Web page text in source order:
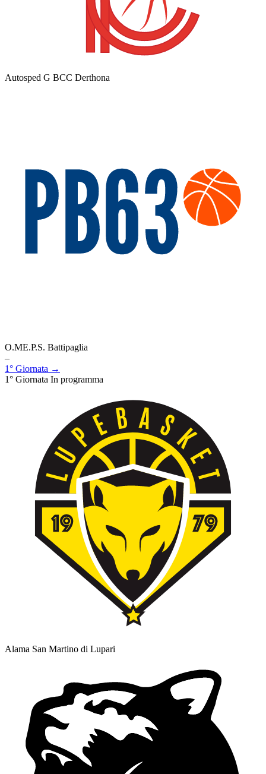
Autosped G BCC Derthona
O.ME.P.S. Battipaglia
–
1° Giornata →
1° Giornata In programma
Alama San Martino di Lupari